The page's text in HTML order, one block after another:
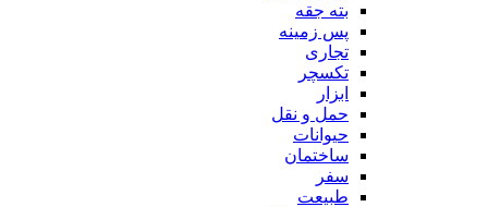
بته جقه
پس زمینه
تجاری
تکسچر
ابزار
حمل و نقل
حیوانات
ساختمان
سفر
طبیعت